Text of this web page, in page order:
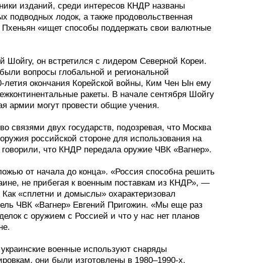
изданий, среди интересов КНДР названы
подводных лодок, а также продовольственная
«ищет способы поддержать свои валютные
он встретился с лидером Северной Кореи.
вопросы глобальной и региональной
летия окончания Корейской войны, Ким Чен Ын ему
ракеты. В начале сентября Шойгу
армии могут провести общие учения.
связями двух государств, подозревая, что Москва
российской стороне для использования на
что КНДР передала оружие ЧВК «Вагнер».
от начала до конца». «Россия способна решить
не прибегая к военным поставкам из КНДР», —
«сплетни и домыслы» охарактеризовал
ЧВК «Вагнер» Евгений Пригожин. «Мы еще раз
с оружием с Россией и что у нас нет планов
военные используют снаряды
они были изготовлены в 1980–1990-х.